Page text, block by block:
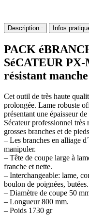
Description : Infos
PACK
SéCATEUR
résistant
Cet outil de très haute
prolongée. Lame robuste
présentant une épaisseur
Sécateur professionnel très
grosses branches et de
– Les branches en alliage
manipuler.
– Tête de coupe large à
franche et nette.
– Interchangeable: lame,
boulon de poignées, butées.
– Diamètre de coupe 50
– Longueur 800 mm.
– Poids 1730 gr